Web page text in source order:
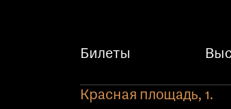
Билеты
Красная площадь, 1.